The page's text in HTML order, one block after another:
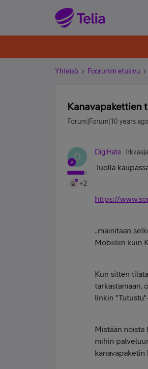
Yhteisö Foorumin etusivu
Kanavapakettien
Forum|Forum|10 years ago
D
+2
DigiHate Irkkaaja
Tuolla
https://
..mainitaan
Mobiiliin kuin
Kun sitten
tarkastamaan,
linkin
Mistään noista
mihin
kanavapaketin